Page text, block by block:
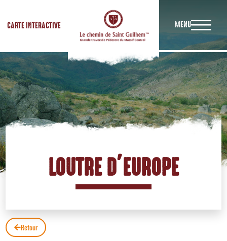
CARTE INTERACTIVE MENU
LOUTRE D’EUROPE
Retour